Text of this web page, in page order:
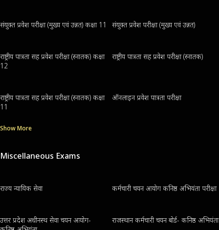
संयुक्त प्रवेश परीक्षा (मुख्य एवं उन्नत) कक्षा 11 संयुक्त प्रवेश परीक्षा (मुख्य एवं उन्नत)
राष्ट्रीय पात्रता सह प्रवेश परीक्षा (स्नातक) कक्षा
12
राष्ट्रीय पात्रता सह प्रवेश परीक्षा (स्नातक)
राष्ट्रीय पात्रता सह प्रवेश परीक्षा (स्नातक) कक्षा
11
ऑनलाइन प्रवेश पात्रता परीक्षा
Show More
Miscellaneous Exams
राज्य न्यायिक सेवा कर्मचारी चयन आयोग कनिष्ठ अभियंता परीक्षा
उत्तर प्रदेश अधीनस्थ सेवा चयन आयोग-
राजस्थान कर्मचारी चयन बोर्ड- कनिष्ठ अभियंता